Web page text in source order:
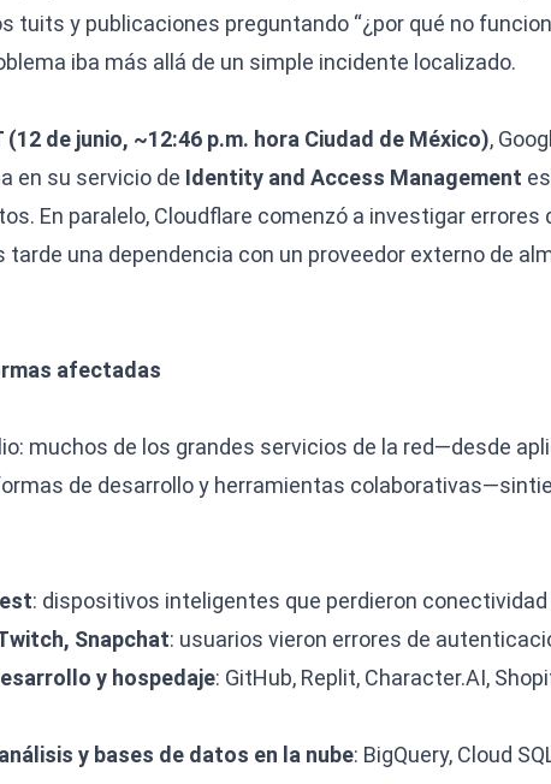
tuits y publicaciones preguntando “¿por qué no
iba más allá de un simple incidente localizado.
(12 de junio, ~12:46 p.m. hora Ciudad de México),
en su servicio de Identity and Access Management
En paralelo, Cloudflare comenzó a investigar errores
tarde una dependencia con un proveedor externo de
afectadas
muchos de los grandes servicios de la red—desde
de desarrollo y herramientas
: dispositivos inteligentes que perdieron
Snapchat: usuarios vieron errores de
y hospedaje: GitHub, Replit, Character.AI,
y bases de datos en la nube: BigQuery, Cloud